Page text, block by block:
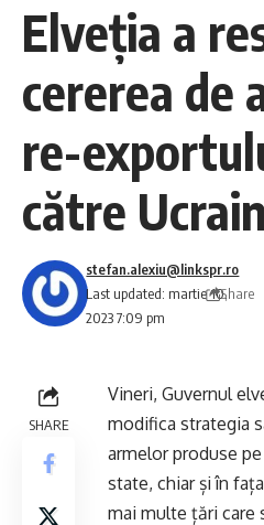
Elveția a
cererea de
re-
către
Last updated: martie 10,
2023 7:09 pm
stefan.alexiu@linkspr.ro
Share
SHARE
Vineri, Guvernul
modifica strategia
armelor produse
state, chiar și în
mai multe țări care